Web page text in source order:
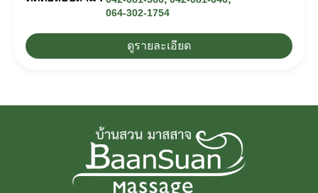
064-302-1754
ดูรายละเอียด